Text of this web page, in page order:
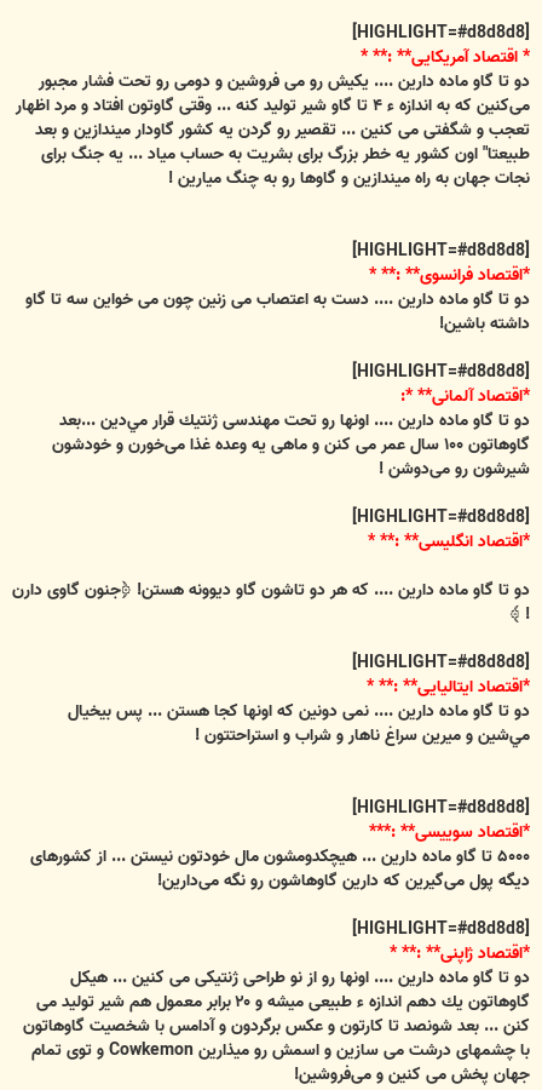
[HIGHLIGHT=#d8d8d8]
* اقتصاد آمريكايی** :** *
دو تا گاو ماده دارين .... يكيش رو می فروشين و دومی رو تحت فشار مجبور
می‌كنين كه به اندازه ء ۴ تا گاو شير توليد كنه ... وقتی گاوتون افتاد و مرد اظهار
تعجب و شگفتی می كنين ... تقصير رو گردن يه كشور گاودار ميندازين و بعد
طبيعتا" اون كشور يه خطر بزرگ برای بشريت به حساب مياد ... يه جنگ برای
نجات جهان به راه ميندازين و گاوها رو به چنگ ميارين !
[HIGHLIGHT=#d8d8d8]
*اقتصاد فرانسوی** :** *
دو تا گاو ماده دارين .... دست به اعتصاب می زنين چون می خواين سه تا گاو
داشته باشين!
[HIGHLIGHT=#d8d8d8]
*اقتصاد آلمانی** *:
دو تا گاو ماده دارين .... اونها رو تحت مهندسی ژنتيك قرار مي‌دين ...بعد
گاوهاتون ۱۰۰ سال عمر می كنن و ماهی يه وعده غذا می‌خورن و خودشون
شيرشون رو می‌دوشن !
[HIGHLIGHT=#d8d8d8]
*اقتصاد انگليسی** :** *
دو تا گاو ماده دارين .... كه هر دو تاشون گاو ديوونه هستن! ﴿جنون گاوی دارن
! ﴾
[HIGHLIGHT=#d8d8d8]
*اقتصاد ايتاليايی** :** *
دو تا گاو ماده دارين .... نمی دونين كه اونها كجا هستن ... پس بيخيال
مي‌شين و ميرين سراغ ناهار و شراب و استراحتتون !
[HIGHLIGHT=#d8d8d8]
*اقتصاد سوييسی** :***
۵۰۰۰ تا گاو ماده دارين ... هيچكدومشون مال خودتون نيستن ... از كشورهای
ديگه پول می‌گيرين كه دارين گاوهاشون رو نگه می‌دارين!
[HIGHLIGHT=#d8d8d8]
*اقتصاد ژاپنی** :** *
دو تا گاو ماده دارين .... اونها رو از نو طراحی ژنتيكی می كنين ... هيكل
گاوهاتون يك دهم اندازه ء طبيعی ميشه و ۲۰ برابر معمول هم شير توليد می
كنن ... بعد شونصد تا كارتون و عكس برگردون و آدامس با شخصيت گاوهاتون
با چشمهای درشت می سازين و اسمش رو ميذارين Cowkemon و توی تمام
جهان پخش می كنين و می‌فروشين!